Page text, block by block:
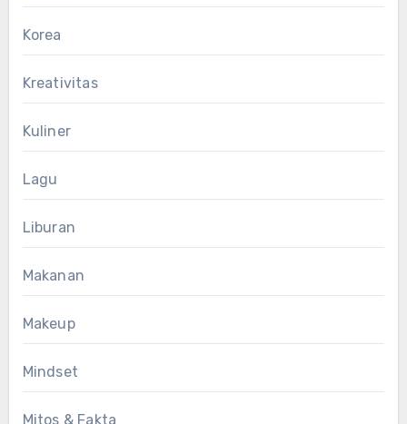
Korea
Kreativitas
Kuliner
Lagu
Liburan
Makanan
Makeup
Mindset
Mitos & Fakta